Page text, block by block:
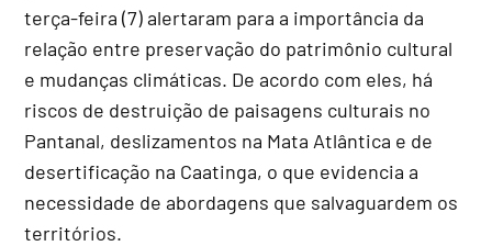
terça-feira (7) alertaram para a importância da
relação entre preservação do patrimônio cultural
e mudanças climáticas. De acordo com eles, há
riscos de destruição de paisagens culturais no
Pantanal, deslizamentos na Mata Atlântica e de
desertificação na Caatinga, o que evidencia a
necessidade de abordagens que salvaguardem os
territórios.